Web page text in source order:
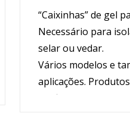
“Caixinhas” de gel
Necessário para
selar ou vedar.
Vários modelos e
aplicações.
profissionais deste